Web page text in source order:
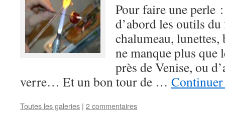
Pour faire une
d’abord les outils
chalumeau,
ne manque plus
près de Venise, ou
verre… Et un bon tour de …
Toutes les galeries | 2 commentaires